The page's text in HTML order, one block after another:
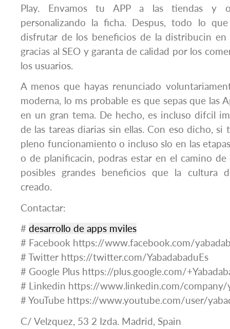
Play. Envamos tu APP a las tiendas y
personalizando la ficha. Despus, todo lo
disfrutar de los beneficios de la distribucin en
gracias al SEO y garanta de calidad por los
los usuarios.
A menos que hayas renunciado
moderna, lo ms probable es que sepas que las
en un gran tema. De hecho, es incluso difcil
de las tareas diarias sin ellas. Con eso dicho, si
pleno funcionamiento o incluso slo en las
o de planificacin, podras estar en el camino
posibles grandes beneficios que la cultura
creado.
Contactar:
# desarrollo de apps mviles
# Facebook https://www.facebook.com/
# Twitter https://twitter.com/YabadabaduEs
# Google Plus https://plus.google.com/
# Linkedin https://www.linkedin.com/company/
# YouTube https://www.youtube.com/user/
C/ Velzquez, 53 2 Izda. Madrid, Spain